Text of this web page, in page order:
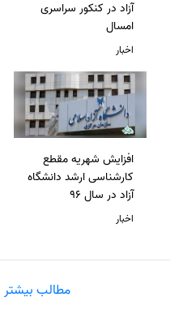
آزاد در کنکور سراسری
امسال
اخبار
افزایش شهریه مقطع
کارشناسی ارشد دانشگاه
آزاد در سال 96
اخبار
مطالب بیشتر